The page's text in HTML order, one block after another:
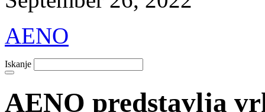
AENO
Iskanje
AENO predstavlja